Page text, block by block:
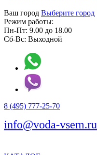
Ваш город Выберите город
Режим работы:
Пн-Пт: 9.00 до 18.00
Сб-Вс: Выходной
8 (495) 777-25-70
info@voda-vsem.ru